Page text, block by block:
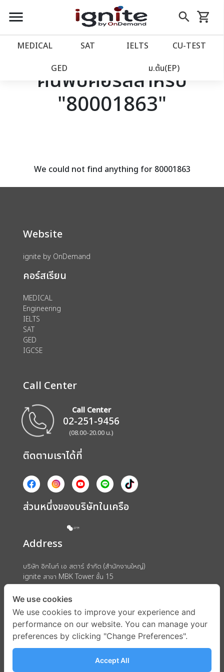
close
account_balance หน้าแรก
เว็บไซต์อิกไนท์
โปรโมชั่น
assignment ลงทะเบียน
menu search
Skip
to
shopping_cart
รถเข็น
MEDICAL SAT IELTS CU‑TEST
GED ม.ต้น(EP)
ค้นพบคอร์สสำหรับ
"80001863"
We could not find anything for 80001863
Website
ignite by OnDemand
คอร์สเรียน
MEDICAL
Engineering
IELTS
SAT
GED
IGCSE
Call Center
Call Center
02-251-9456
(08.00-20.00 น.)
ติดตามเราได้ที่
ส่วนหนึ่งของบริษัทในเครือ
Address
บริษัท อิกไนท์ เอ สตาร์ จำกัด (สำนักงานใหญ่)
ignite สาขา MBK Tower ชั้น 15
ถนนพญาไท แขวงวังใหม่ เขตปทุมวัน กรุงเทพมหานคร 10330
We use cookies
We use cookies to improve your experience and
performance on our website. You can manage your
preferences by clicking "Change Preferences".
Accept All